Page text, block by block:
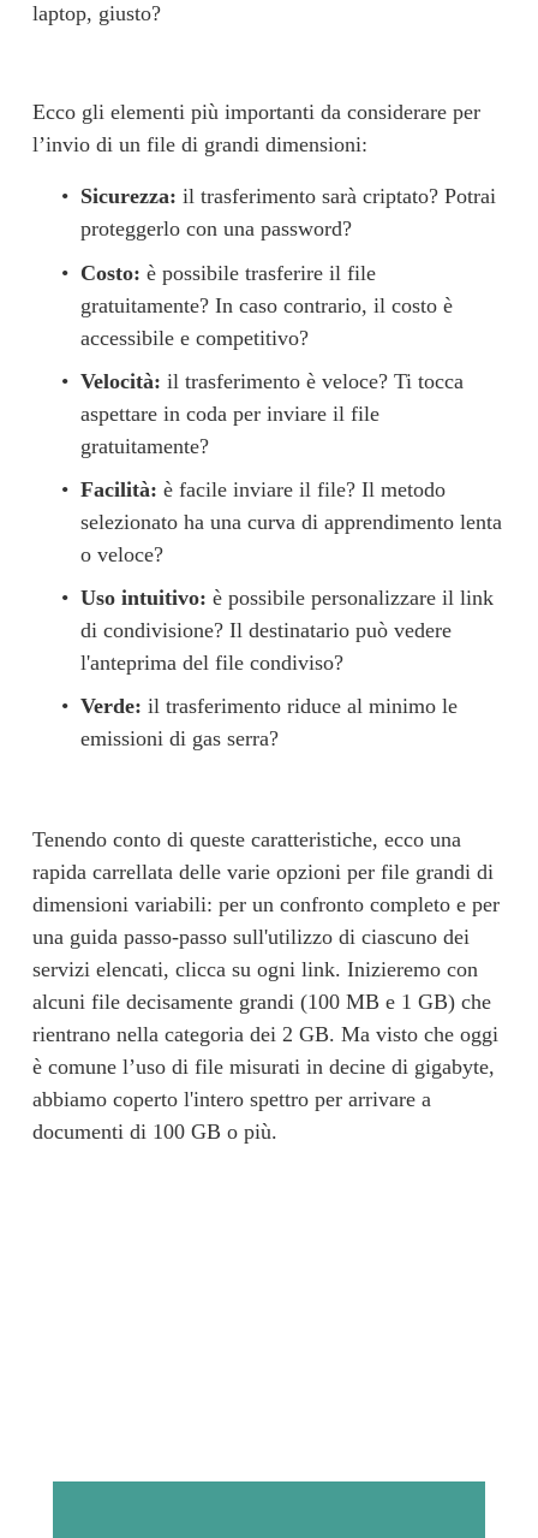
laptop, giusto?
Ecco gli elementi più importanti da considerare per
l’invio di un file di grandi dimensioni:
Sicurezza: il trasferimento sarà criptato? Potrai
proteggerlo con una password?
Costo: è possibile trasferire il file
gratuitamente? In caso contrario, il costo è
accessibile e competitivo?
Velocità: il trasferimento è veloce? Ti tocca
aspettare in coda per inviare il file
gratuitamente?
Facilità: è facile inviare il file? Il metodo
selezionato ha una curva di apprendimento lenta
o veloce?
Uso intuitivo: è possibile personalizzare il link
di condivisione? Il destinatario può vedere
l'anteprima del file condiviso?
Verde: il trasferimento riduce al minimo le
emissioni di gas serra?
Tenendo conto di queste caratteristiche, ecco una
rapida carrellata delle varie opzioni per file grandi di
dimensioni variabili: per un confronto completo e per
una guida passo-passo sull'utilizzo di ciascuno dei
servizi elencati, clicca su ogni link. Inizieremo con
alcuni file decisamente grandi (100 MB e 1 GB) che
rientrano nella categoria dei 2 GB. Ma visto che oggi
è comune l’uso di file misurati in decine di gigabyte,
abbiamo coperto l'intero spettro per arrivare a
documenti di 100 GB o più.